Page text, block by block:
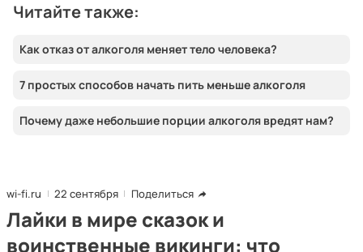
Читайте также:
Как отказ от алкоголя меняет тело человека?
7 простых способов начать пить меньше алкоголя
Почему даже небольшие порции алкоголя вредят нам?
wi-fi.ru 22 сентября Поделиться
Лайки в мире сказок и
воинственные викинги: что